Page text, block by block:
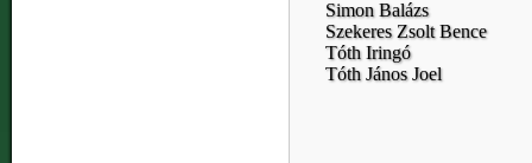
Simon Balázs
Szekeres Zsolt Bence
Tóth Iringó
Tóth János Joel